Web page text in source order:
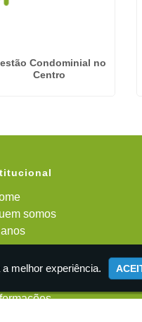
Condominial no
Centro
somos
do cliente
melhor experiência.